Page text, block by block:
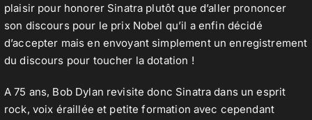
Télécharger notre application
Contact
plaisir pour honorer Sinatra plutôt que d’aller prononcer
son discours pour le prix Nobel qu’il a enfin décidé
d’accepter mais en envoyant simplement un enregistrement
du discours pour toucher la dotation !
A 75 ans, Bob Dylan revisite donc Sinatra dans un esprit
rock, voix éraillée et petite formation avec cependant